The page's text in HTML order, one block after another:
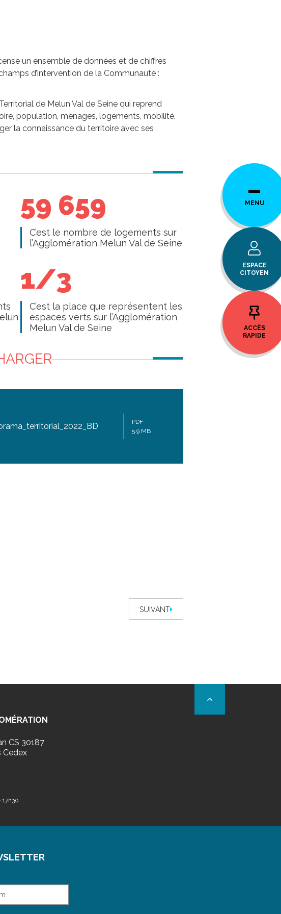
un ensemble de données et de chiffres
d’intervention de la Communauté :
de Melun Val de Seine qui reprend
population, ménages, logements, mobilité,
la connaissance du territoire avec ses
59 659
C’est le nombre de logements sur
l’Agglomération Melun Val de Seine
1/3
C’est la place que représentent les
espaces verts sur l’Agglomération
Melun Val de Seine
PDF
5.9 MB
SUIVANT
CS 30187
Cedex
17h30
MENU
ESPACE
CITOYEN
ACCÈS
RAPIDE